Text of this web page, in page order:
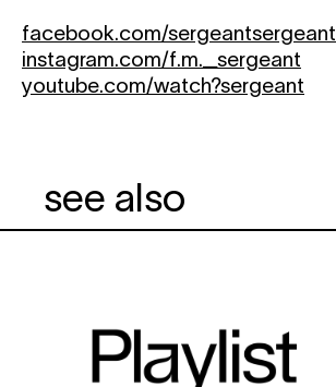
facebook.com/sergeantsergeant
instagram.com/f.m._sergeant
youtube.com/watch?sergeant
see also